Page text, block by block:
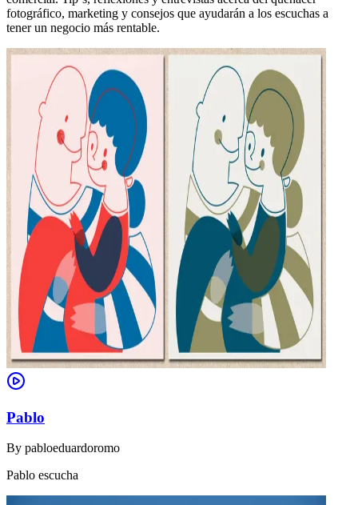
fotográfico, marketing y consejos que ayudarán a los escuchas a
tener un negocio más rentable.
Pablo
By pabloeduardoromo
Pablo escucha